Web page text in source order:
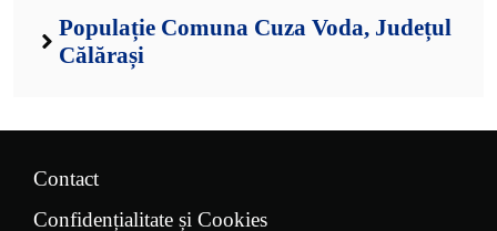
Populație Comuna Cuza Voda, Județul
Călărași
Contact
Confidențialitate și Cookies